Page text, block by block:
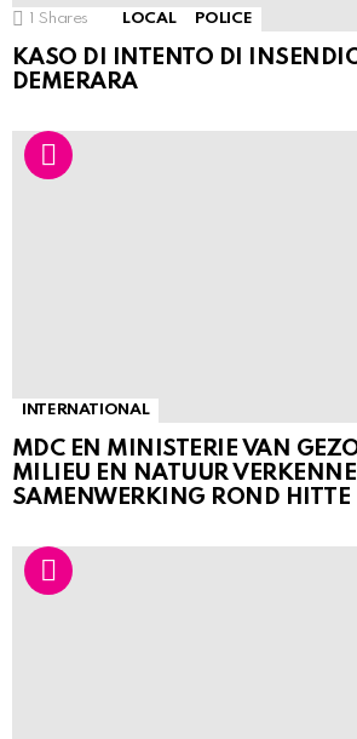
Shares LOCAL POLICE
KASO DI INTENTO DI
DEMERARA
INTERNATIONAL
MDC EN MINISTERIE VAN
MILIEU EN NATUUR
SAMENWERKING ROND HITTE